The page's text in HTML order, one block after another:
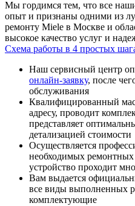
Мы гордимся тем, что все
опыт и признаны одними из
ремонту Miele в Москве и
высокое качество услуг и
Схема работы в 4 простых
Наш сервисный центр
онлайн-заявку, после
обслуживания
Квалифицированный
адресу, проводит
представляет
детализацией стоимости
Осуществляется
необходимых ремонтных
устройство проходит
Вам выдается
все виды выполненных
комплектующие